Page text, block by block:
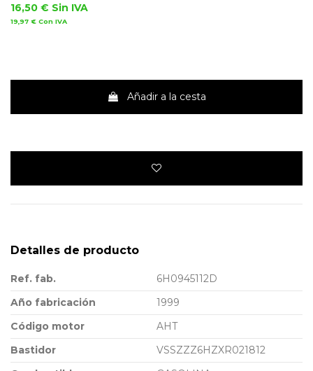
16,50 € Sin IVA
19,97 € Con IVA
Añadir a la cesta
Detalles de producto
Ref. fab.
6H0945112D
Año fabricación
1999
Código motor
AHT
Bastidor
VSSZZZ6HZXR021812